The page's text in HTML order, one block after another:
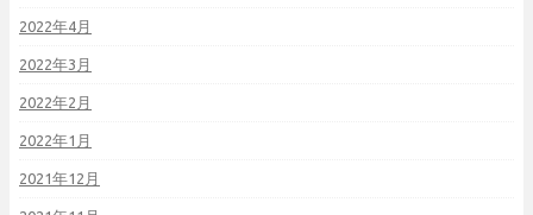
2022年4月
2022年3月
2022年2月
2022年1月
2021年12月